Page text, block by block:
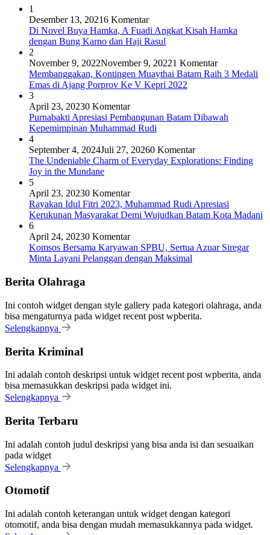
1
Desember 13, 20216 Komentar
Di Novel Buya Hamka, A Fuadi Angkat Kisah Hamka
dengan Bung Karno dan Haji Rasul
2
November 9, 2022November 9, 20221 Komentar
Membanggakan, Kontingen Muaythai Batam Raih 3 Medali
Emas di Ajang Porprov Ke V Kepri 2022
3
April 23, 20230 Komentar
Purnabakti Apresiasi Pembangunan Batam Dibawah
Kepemimpinan Muhammad Rudi
4
September 4, 2024Juli 27, 20260 Komentar
The Undeniable Charm of Everyday Explorations: Finding
Joy in the Mundane
5
April 23, 20230 Komentar
Rayakan Idul Fitri 2023, Muhammad Rudi Apresiasi
Kerukunan Masyarakat Demi Wujudkan Batam Kota Madani
6
April 24, 20230 Komentar
Komsos Bersama Karyawan SPBU, Sertua Azuar Siregar
Minta Layani Pelanggan dengan Maksimal
Berita Olahraga
Ini contoh widget dengan style gallery pada kategori olahraga, anda
bisa mengaturnya pada widget recent post wpberita.
Selengkapnya
Berita Kriminal
Ini adalah contoh deskripsi untuk widget recent post wpberita, anda
bisa memasukkan deskripsi pada widget ini.
Selengkapnya
Berita Terbaru
Ini adalah contoh judul deskripsi yang bisa anda isi dan sesuaikan
pada widget
Selengkapnya
Otomotif
Ini adalah contoh keterangan untuk widget dengan kategori
otomotif, anda bisa dengan mudah memasukkannya pada widget.